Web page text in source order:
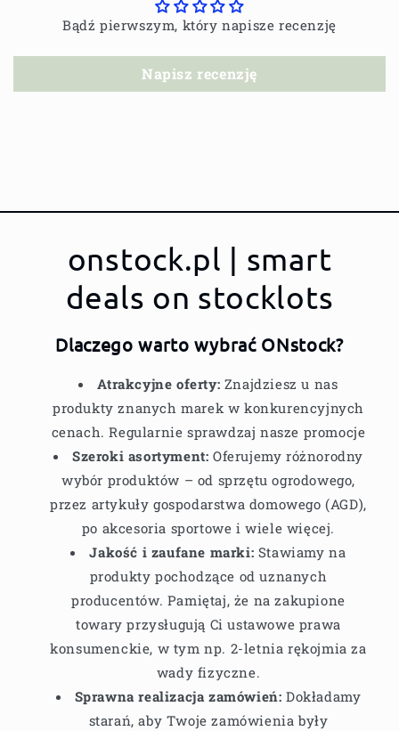
Bądź pierwszym, który napisze recenzję
Napisz recenzję
onstock.pl | smart
deals on stocklots
Dlaczego warto wybrać ONstock?
Atrakcyjne oferty: Znajdziesz u nas
produkty znanych marek w konkurencyjnych
cenach. Regularnie sprawdzaj nasze promocje
Szeroki asortyment: Oferujemy różnorodny
wybór produktów – od sprzętu ogrodowego,
przez artykuły gospodarstwa domowego (AGD),
po akcesoria sportowe i wiele więcej.
Jakość i zaufane marki: Stawiamy na
produkty pochodzące od uznanych
producentów. Pamiętaj, że na zakupione
towary przysługują Ci ustawowe prawa
konsumenckie, w tym np. 2-letnia rękojmia za
wady fizyczne.
Sprawna realizacja zamówień: Dokładamy
starań, aby Twoje zamówienia były